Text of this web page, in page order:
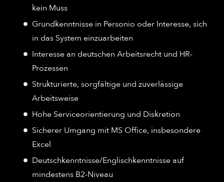
kein Muss
Grundkenntnisse in Personio oder Interesse, sich
in das System einzuarbeiten
Interesse an deutschen Arbeitsrecht und HR-
Prozessen
Strukturierte, sorgfältige und zuverlässige
Arbeitsweise
Hohe Serviceorientierung und Diskretion
Sicherer Umgang mit MS Office, insbesondere
Excel
Deutschkenntnisse/Englischkenntnisse auf
mindestens B2-Niveau